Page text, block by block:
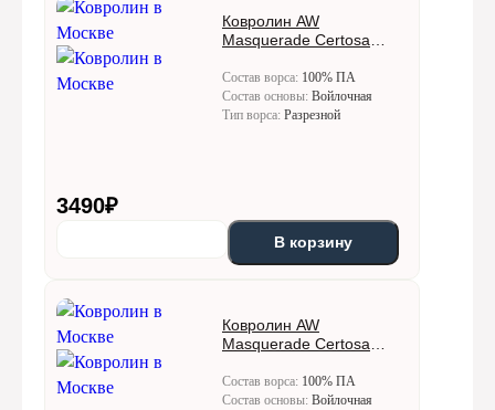
Ковролин AW
Masquerade Certosa
Состав ворса: 100% ПА
Состав основы: Войлочная
Тип ворса: Разрезной
3490₽
В корзину
Ковролин AW
Masquerade Certosa
Состав ворса: 100% ПА
Состав основы: Войлочная